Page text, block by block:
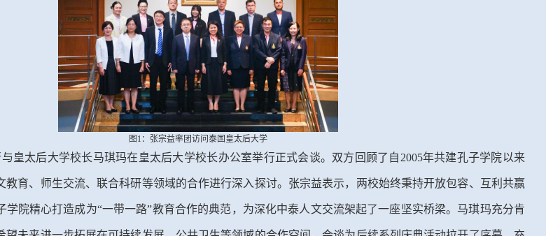
图1：张宗益率团访问泰国皇太后大学
皇太后大学校长马琪玛在皇太后大学校长办公室举行正式会谈。双方回顾了自2005年共建孔子学院以来
教育、师生交流、联合科研等领域的合作进行深入探讨。张宗益表示，两校始终秉持开放包容、互利共赢
学院精心打造成为“一带一路”教育合作的典范，为深化中泰人文交流架起了一座坚实桥梁。马琪玛充分肯